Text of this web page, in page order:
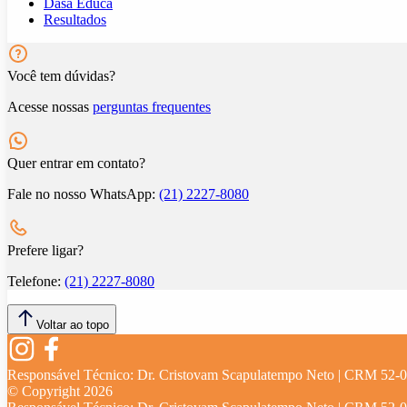
Resultados
Você tem dúvidas?
Acesse nossas perguntas frequentes
Quer entrar em contato?
Fale no nosso WhatsApp: (21) 2227-8080
Prefere ligar?
Telefone: (21) 2227-8080
Voltar ao topo
Responsável Técnico: Dr. Cristovam Scapulatempo Neto | CRM 52-
© Copyright 2026